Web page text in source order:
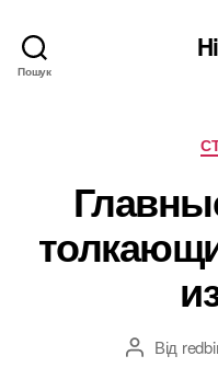
Пошук
Автор
Від